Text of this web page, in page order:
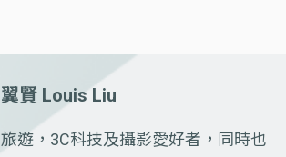
翼賢 Louis Liu
旅遊，3C科技及攝影愛好者，同時也